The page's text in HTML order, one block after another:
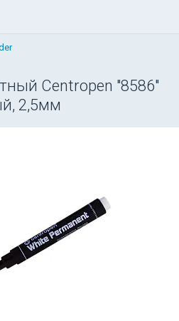
Centropen "8586"
2,5мм